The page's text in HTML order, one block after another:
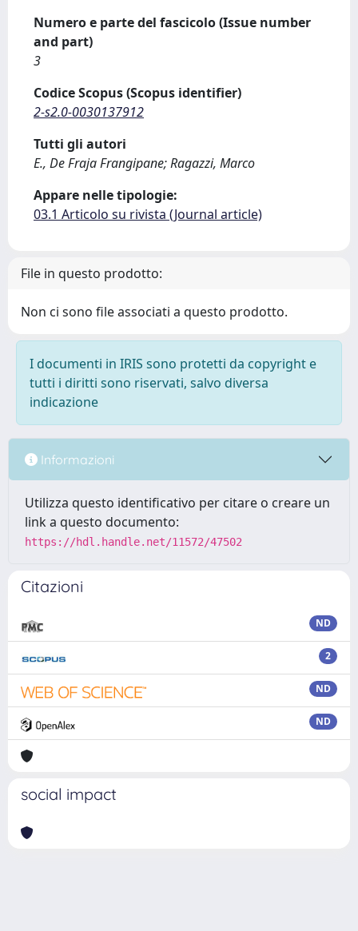
Numero e parte del fascicolo (Issue number
and part)
3
Codice Scopus (Scopus identifier)
2-s2.0-0030137912
Tutti gli autori
E., De Fraja Frangipane; Ragazzi, Marco
Appare nelle tipologie:
03.1 Articolo su rivista (Journal article)
File in questo prodotto:
Non ci sono file associati a questo prodotto.
I documenti in IRIS sono protetti da copyright e
tutti i diritti sono riservati, salvo diversa
indicazione
Informazioni
Utilizza questo identificativo per citare o creare un
link a questo documento:
https://hdl.handle.net/11572/47502
Citazioni
ND
2
ND
ND
social impact